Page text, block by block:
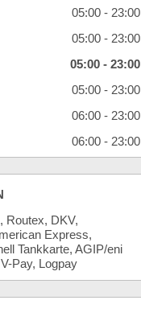
05:00 - 23:00
05:00 - 23:00
05:00 - 23:00
05:00 - 23:00
06:00 - 23:00
06:00 - 23:00
Routex, DKV,
Express,
Tankkarte, AGIP/eni
Pay, Logpay